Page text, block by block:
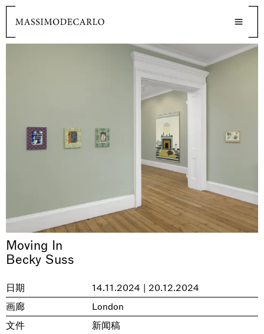
Moving In
Becky Suss
日期
14.11.2024 | 20.12.2024
画廊
London
文件
新闻稿